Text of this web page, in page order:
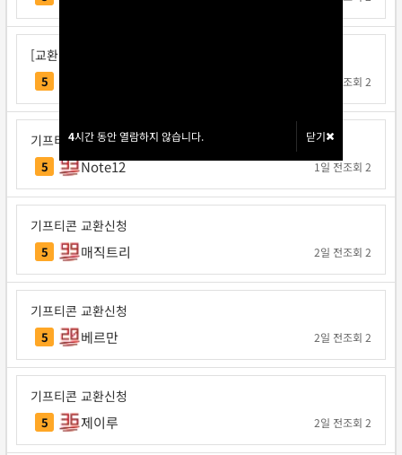
4시간 동안 열람하지 않습니다. 닫기
4시간 동안 열람하지 않습니다. 닫기
[교환신청] 일구쏙이구팅
5 조회 2
기프티콘 교환신청
5 Note12 1일 전조회 2
기프티콘 교환신청
5 매직트리 2일 전조회 2
기프티콘 교환신청
5 베르만 2일 전조회 2
기프티콘 교환신청
5 제이루 2일 전조회 2